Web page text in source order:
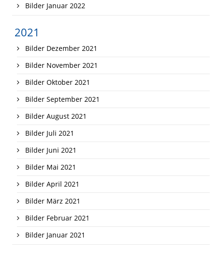
Bilder Januar 2022
2021
Bilder Dezember 2021
Bilder November 2021
Bilder Oktober 2021
Bilder September 2021
Bilder August 2021
Bilder Juli 2021
Bilder Juni 2021
Bilder Mai 2021
Bilder April 2021
Bilder März 2021
Bilder Februar 2021
Bilder Januar 2021